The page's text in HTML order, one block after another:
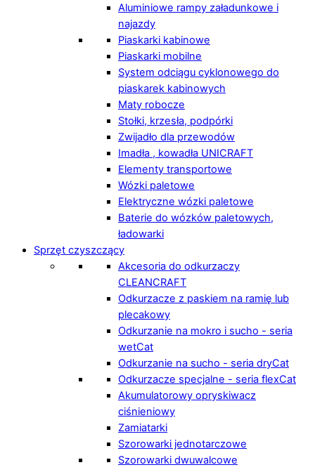
Aluminiowe rampy załadunkowe i
najazdy
Piaskarki kabinowe
Piaskarki mobilne
System odciągu cyklonowego do
piaskarek kabinowych
Maty robocze
Stołki, krzesła, podpórki
Zwijadło dla przewodów
Imadła , kowadła UNICRAFT
Elementy transportowe
Wózki paletowe
Elektryczne wózki paletowe
Baterie do wózków paletowych,
ładowarki
Sprzęt czyszczący
Akcesoria do odkurzaczy
CLEANCRAFT
Odkurzacze z paskiem na ramię lub
plecakowy
Odkurzanie na mokro i sucho - seria
wetCat
Odkurzanie na sucho - seria dryCat
Odkurzacze specjalne - seria flexCat
Akumulatorowy opryskiwacz
ciśnieniowy
Zamiatarki
Szorowarki jednotarczowe
Szorowarki dwuwalcowe